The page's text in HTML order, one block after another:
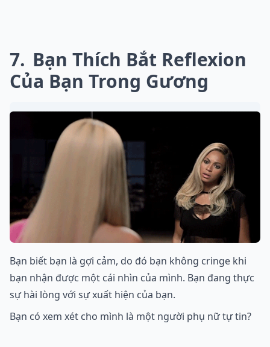
7 Bạn Thích Bắt Reflexion
Của Bạn Trong Gương
Bạn biết bạn là gợi cảm, do đó bạn không cringe khi
bạn nhận được một cái nhìn của mình. Bạn đang thực
sự hài lòng với sự xuất hiện của bạn.
Bạn có xem xét cho mình là một người phụ nữ tự tin?